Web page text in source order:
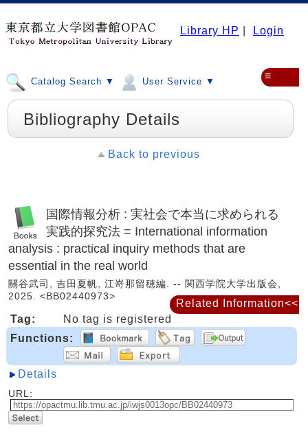
Library HP Login
Catalog Search ▼ User Service ▼ ≡
Bibliography Details
Back to previous
国際情報分析 : 実社会で本当に求められる
実践的探究法 = International information
analysis : practical inquiry methods that are
essential in the real world
關谷武司, 吉田夏帆, 江嵜那留穂編. -- 関西学院大学出版会,
2025. <BB02440973>
Tag:
No tag is registered
Functions:
Details
URL:
Related Information<<